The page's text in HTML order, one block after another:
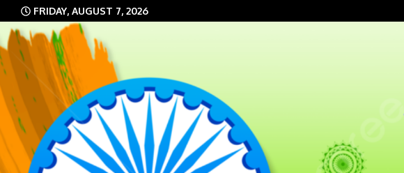
Skip
to
content
FRIDAY, AUGUST 7, 2026